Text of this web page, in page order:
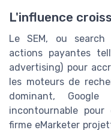
L'influence
Le SEM, ou
actions payantes
advertising) pour
les moteurs de
dominant,
incontournable pour
firme eMarketer